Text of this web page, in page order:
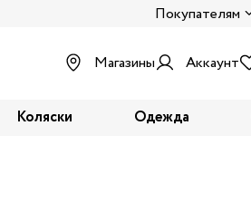
Покупателям
Магазины Аккаунт
Коляски Одежда